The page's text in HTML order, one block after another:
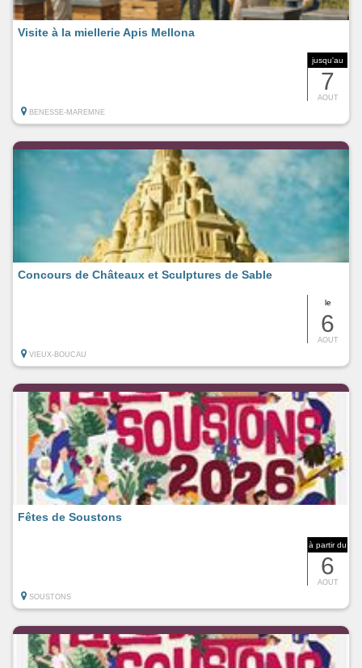
jusqu'au
7
AOUT
Visite à la miellerie Apis Mellona
BENESSE-MAREMNE
le
6
AOUT
Concours de Châteaux et Sculptures de Sable
VIEUX-BOUCAU
à partir du
6
AOUT
Fêtes de Soustons
SOUSTONS